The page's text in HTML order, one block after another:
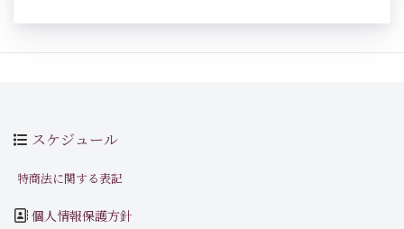
スケジュール
特商法に関する表記
個人情報保護方針